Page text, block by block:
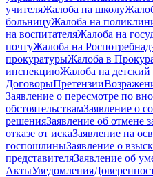
учителяЖалоба на школу
больницуЖалоба на
на воспитателяЖалоба на
почтуЖалоба на
прокуратурыЖалоба в
инспекциюЖалоба на детский
ДоговорыПретензии
Заявление о пересмотре по
обстоятельствамЗаявление о
решенияЗаявление об отмене
отказе от искаЗаявление на
госпошлиныЗаявление о
представителяЗаявление об
АктыУведомления